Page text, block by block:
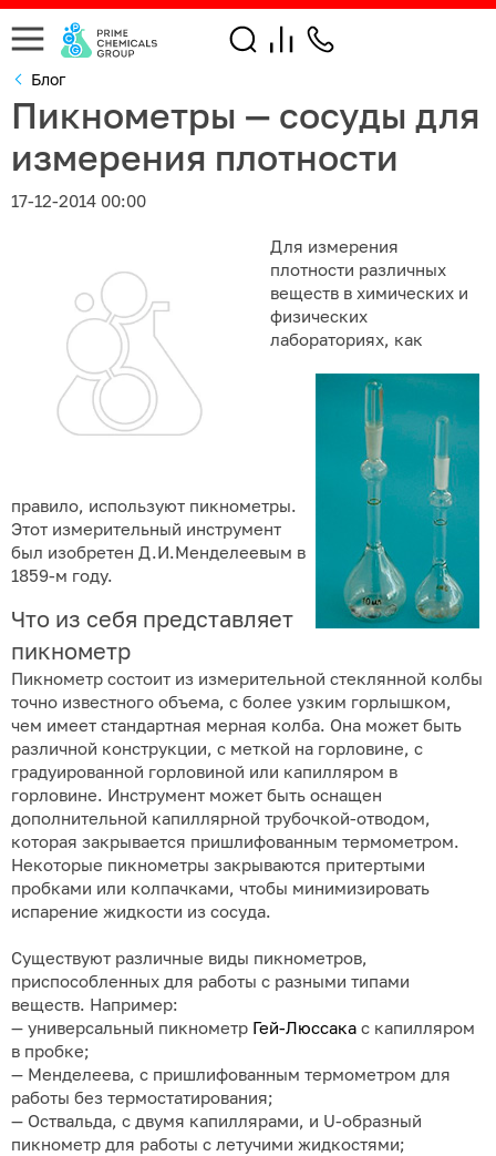
Блог
Пикнометры — сосуды для
измерения плотности
17-12-2014 00:00
Для измерения
плотности различных
веществ в химических и
физических
лабораториях, как
правило, используют пикнометры.
Этот измерительный инструмент
был изобретен Д.И.Менделеевым в
1859-м году.
Что из себя представляет
пикнометр
Пикнометр состоит из измерительной стеклянной колбы
точно известного объема, с более узким горлышком,
чем имеет стандартная мерная колба. Она может быть
различной конструкции, с меткой на горловине, с
градуированной горловиной или капилляром в
горловине. Инструмент может быть оснащен
дополнительной капиллярной трубочкой-отводом,
которая закрывается пришлифованным термометром.
Некоторые пикнометры закрываются притертыми
пробками или колпачками, чтобы минимизировать
испарение жидкости из сосуда.
Существуют различные виды пикнометров,
приспособленных для работы с разными типами
веществ. Например:
— универсальный пикнометр Гей-Люссака с капилляром
в пробке;
— Менделеева, с пришлифованным термометром для
работы без термостатирования;
— Оствальда, с двумя капиллярами, и U-образный
пикнометр для работы с летучими жидкостями;